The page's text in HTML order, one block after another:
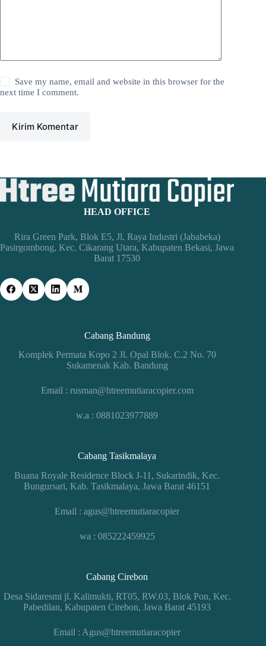
Save my name, email and website in this browser for the
next time I comment.
Kirim Komentar
HEAD OFFICE
Rira Green Park, Blok E5, Jl. Raya Industri (Jababeka)
Pasirgombong, Kec. Cikarang Utara, Kabupaten Bekasi, Jawa
Barat 17530
Cabang Bandung
Komplek Permata Kopo 2 Jl. Opal Blok. C.2 No. 70
Sukamenak Kab. Bandung
Email : rusman@htreemutiaracopier.com
w.a : 0881023977889
Cabang Tasikmalaya
Buana Royale Residence Block J-11, Sukarindik, Kec.
Bungursari, Kab. Tasikmalaya, Jawa Barat 46151
Email : agus@htreemutiaracopier
wa : 085222459925
Cabang Cirebon
Desa Sidaresmi jl. Kalimukti, RT05, RW.03, Blok Pon, Kec.
Pabedilan, Kabupaten Cirebon, Jawa Barat 45193
Email : Agus@htreemutiaracopier